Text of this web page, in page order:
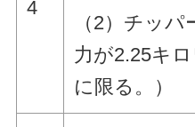
4
（2）チッ
力が2.25キ
に限る。）